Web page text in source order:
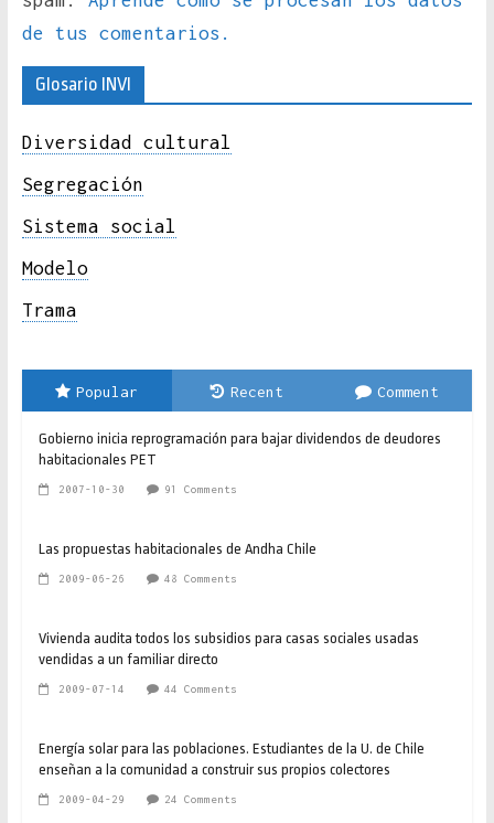
de tus comentarios.
Glosario INVI
Diversidad cultural
Segregación
Sistema social
Modelo
Trama
Popular Recent Comment
Gobierno inicia reprogramación para bajar dividendos de deudores
habitacionales PET
2007-10-30 91 Comments
Las propuestas habitacionales de Andha Chile
2009-06-26 48 Comments
Vivienda audita todos los subsidios para casas sociales usadas
vendidas a un familiar directo
2009-07-14 44 Comments
Energía solar para las poblaciones. Estudiantes de la U. de Chile
enseñan a la comunidad a construir sus propios colectores
2009-04-29 24 Comments